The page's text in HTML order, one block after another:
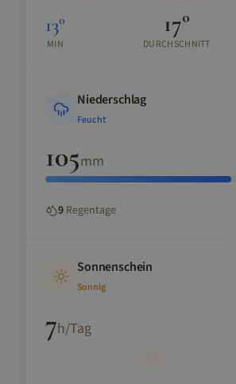
13°
MIN
17°
DURCHSCHNITT
Niederschlag
Feucht
105mm
9 Regentage
Sonnenschein
Sonnig
7h/Tag